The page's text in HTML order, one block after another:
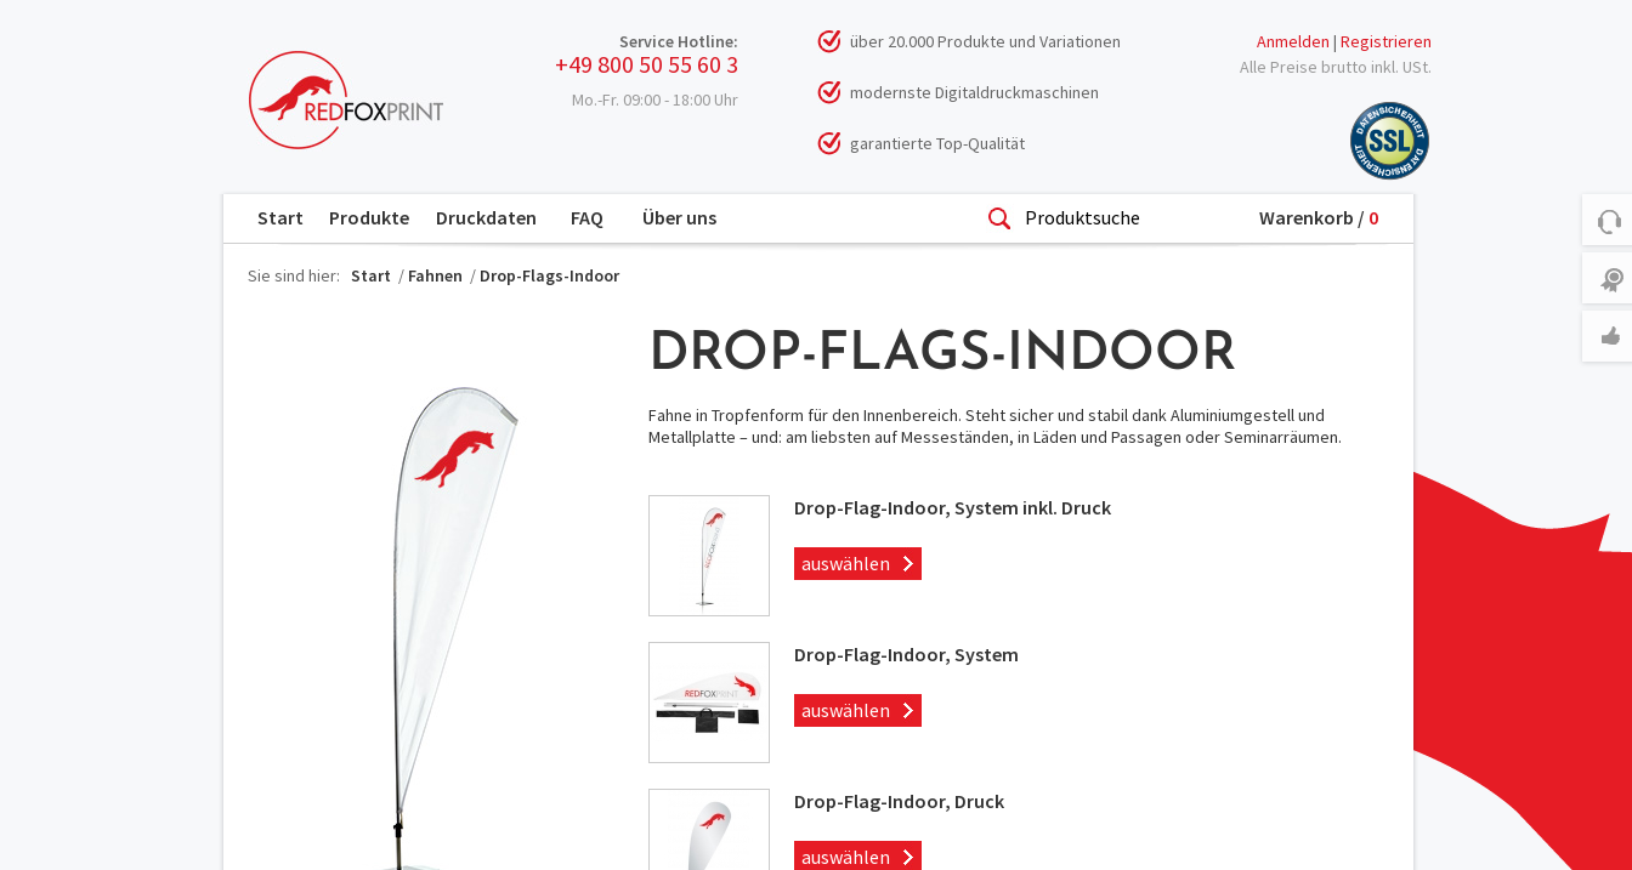
Service Hotline:
+49 800 50 55 60 3
Mo.-Fr. 09:00 - 18:00 Uhr
über 20.000 Produkte und Variationen
modernste Digitaldruckmaschinen
garantierte Top-Qualität
24h Overnight Service
gratis Datencheck
Anmelden | Registrieren
Alle Preise brutto inkl. USt.
Start Produkte Druckdaten FAQ Über uns Warenkorb / 0
Sie sind hier: Start / Fahnen / Drop-Flags-Indoor
DROP-FLAGS-INDOOR
Fahne in Tropfenform für den Innenbereich. Steht sicher und stabil dank Aluminiumgestell und
Metallplatte – und: am liebsten auf Messeständen, in Läden und Passagen oder Seminarräumen.
Drop-Flag-Indoor, System inkl. Druck
auswählen
Drop-Flag-Indoor, System
auswählen
Drop-Flag-Indoor, Druck
auswählen